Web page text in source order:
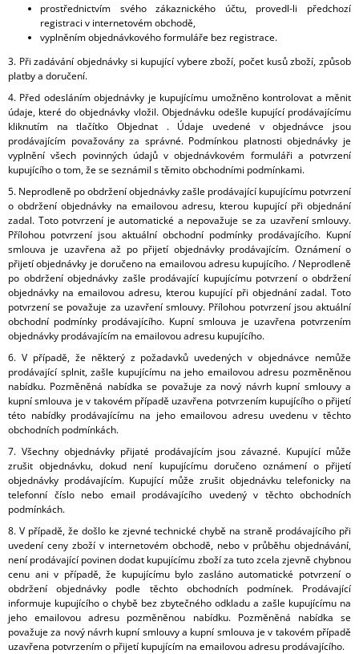
prostřednictvím svého zákaznického účtu, provedl-li předchozí
registraci v internetovém obchodě,
vyplněním objednávkového formuláře bez registrace.
3. Při zadávání objednávky si kupující vybere zboží, počet kusů zboží, způsob
platby a doručení.
4. Před odesláním objednávky je kupujícímu umožněno kontrolovat a měnit
údaje, které do objednávky vložil. Objednávku odešle kupující prodávajícímu
kliknutím na tlačítko Objednat . Údaje uvedené v objednávce jsou
prodávajícím považovány za správné. Podmínkou platnosti objednávky je
vyplnění všech povinných údajů v objednávkovém formuláři a potvrzení
kupujícího o tom, že se seznámil s těmito obchodními podmínkami.
5. Neprodleně po obdržení objednávky zašle prodávající kupujícímu potvrzení
o obdržení objednávky na emailovou adresu, kterou kupující při objednání
zadal. Toto potvrzení je automatické a nepovažuje se za uzavření smlouvy.
Přílohou potvrzení jsou aktuální obchodní podmínky prodávajícího. Kupní
smlouva je uzavřena až po přijetí objednávky prodávajícím. Oznámení o
přijetí objednávky je doručeno na emailovou adresu kupujícího. / Neprodleně
po obdržení objednávky zašle prodávající kupujícímu potvrzení o obdržení
objednávky na emailovou adresu, kterou kupující při objednání zadal. Toto
potvrzení se považuje za uzavření smlouvy. Přílohou potvrzení jsou aktuální
obchodní podmínky prodávajícího. Kupní smlouva je uzavřena potvrzením
objednávky prodávajícím na emailovou adresu kupujícího.
6. V případě, že některý z požadavků uvedených v objednávce nemůže
prodávající splnit, zašle kupujícímu na jeho emailovou adresu pozměněnou
nabídku. Pozměněná nabídka se považuje za nový návrh kupní smlouvy a
kupní smlouva je v takovém případě uzavřena potvrzením kupujícího o přijetí
této nabídky prodávajícímu na jeho emailovou adresu uvedenu v těchto
obchodních podmínkách.
7. Všechny objednávky přijaté prodávajícím jsou závazné. Kupující může
zrušit objednávku, dokud není kupujícímu doručeno oznámení o přijetí
objednávky prodávajícím. Kupující může zrušit objednávku telefonicky na
telefonní číslo nebo email prodávajícího uvedený v těchto obchodních
podmínkách.
8. V případě, že došlo ke zjevné technické chybě na straně prodávajícího při
uvedení ceny zboží v internetovém obchodě, nebo v průběhu objednávání,
není prodávající povinen dodat kupujícímu zboží za tuto zcela zjevně chybnou
cenu ani v případě, že kupujícímu bylo zasláno automatické potvrzení o
obdržení objednávky podle těchto obchodních podmínek. Prodávající
informuje kupujícího o chybě bez zbytečného odkladu a zašle kupujícímu na
jeho emailovou adresu pozměněnou nabídku. Pozměněná nabídka se
považuje za nový návrh kupní smlouvy a kupní smlouva je v takovém případě
uzavřena potvrzením o přijetí kupujícím na emailovou adresu prodávajícího.